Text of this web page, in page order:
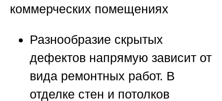
коммерческих помещениях
Разнообразие скрытых
дефектов напрямую зависит от
вида ремонтных работ. В
отделке стен и потолков